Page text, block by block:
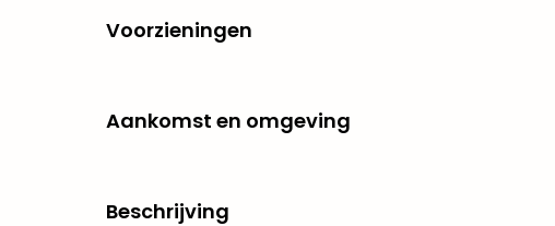
Voorzieningen
Aankomst en omgeving
Beschrijving